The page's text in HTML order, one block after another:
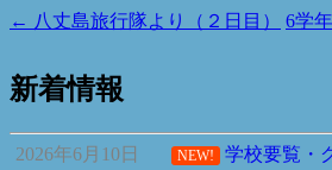
← 八丈島旅行隊より（２日目） 6学
新着情報
2026年6月10日 NEW! 学校要覧・